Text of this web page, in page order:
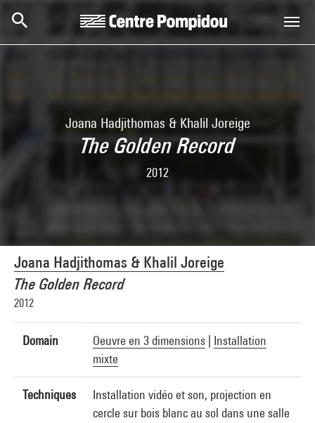
Joana Hadjithomas & Khalil Joreige
The Golden Record
2012
Joana Hadjithomas & Khalil Joreige
The Golden Record
2012
Domain Oeuvre en 3 dimensions
Installation
mixte
Techniques
Installation vidéo et son, projection en
cercle sur bois blanc au sol dans une salle